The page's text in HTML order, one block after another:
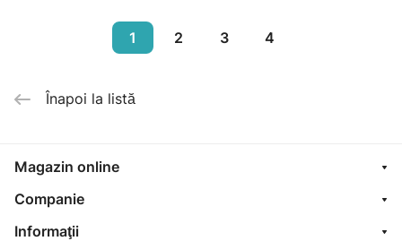
1 2 3 4
Înapoi la listă
Magazin online
Companie
Informaţii